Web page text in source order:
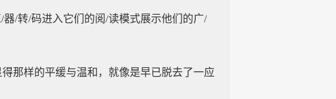
/转/码进入它们的阅/读模式展示他们的广/
那样的平缓与温和，就像是早已脱去了一应